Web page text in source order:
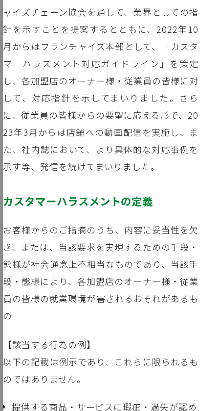
ャイズチェーン協会を通して、業界としての指
針を示すことを提案するとともに、2022年10
月からはフランチャイズ本部として、「カスタ
マーハラスメント対応ガイドライン」を策定
し、各加盟店のオーナー様・従業員の皆様に対
して、対応指針を示してまいりました。さら
に、従業員の皆様からの要望に応える形で、20
23年3月からは店舗への動画配信を実施し、ま
た、社内誌において、より具体的な対応事例を
示す等、発信を続けてまいりました。
カスタマーハラスメントの定義
お客様からのご指摘のうち、内容に妥当性を欠
き、または、当該要求を実現するための手段・
態様が社会通念上不相当なものであり、当該手
段・態様により、各加盟店のオーナー様・従業
員の皆様の就業環境が害されるおそれがあるも
の
【該当する行為の例】
以下の記載は例示であり、これらに限られるも
のではありません。
提供する商品・サービスに瑕疵・過失が認め